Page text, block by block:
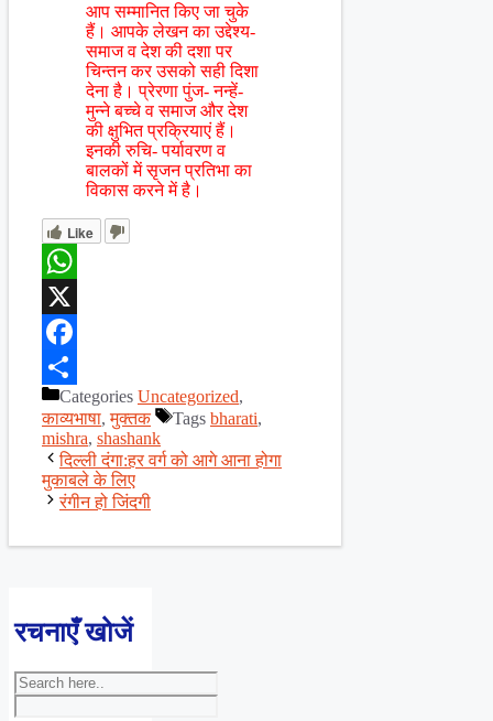
आप सम्मानित किए जा चुके
हैं। आपके लेखन का उद्देश्य-
समाज व देश की दशा पर
चिन्तन कर उसको सही दिशा
देना है। प्रेरणा पुंज- नन्हें-
मुन्ने बच्चे व समाज और देश
की क्षुभित प्रक्रियाएं हैं।
इनकी रुचि- पर्यावरण व
बालकों में सृजन प्रतिभा का
विकास करने में है।
Like
WhatsApp
X
Facebook
ShareCategories Uncategorized,
काव्यभाषा,मुक्तक Tags bharati,
mishra, shashank
दिल्ली दंगा:हर वर्ग को आगे आना होगा
मुकाबले के लिए
रंगीन हो जिंदगी
रचनाएँ खोजें